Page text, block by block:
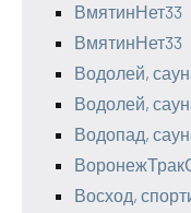
ВмятинНет33
ВмятинНет33
Водолей,
Водолей,
Водопад,
Восход,